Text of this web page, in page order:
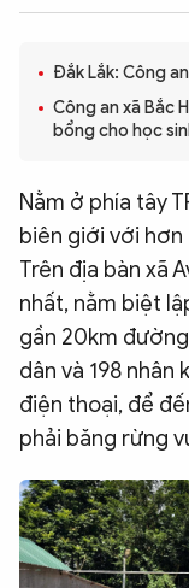
QUỐC TẾ
VĂN HÓA - THỂ THAO
ĐA PHƯƠNG TIỆN
eMagazine
Video
Infographic
Chuyên trang
Chuyên đề
Đắk Lắk: Công
Công an xã Bắc
bổng cho học
Nằm ở phía tây
biên giới với hơn
Trên địa bàn xã
nhất, nằm biệt
gần 20km
dân và 198 nhân
điện thoại, để
phải băng rừng